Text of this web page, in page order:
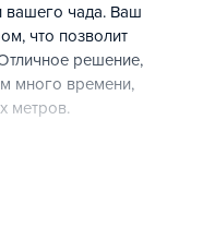
вашего чада. Ваш
что позволит
решение,
много времени,
метров.